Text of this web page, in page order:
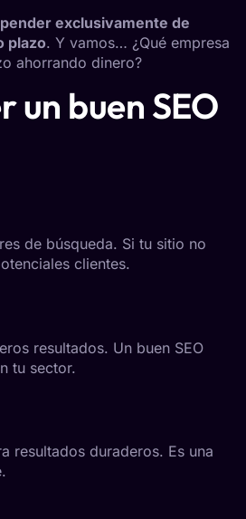
exclusivamente de
plazo. Y vamos… ¿Qué empresa
ahorrando dinero?
un buen SEO
de búsqueda. Si tu sitio no
clientes.
resultados. Un buen SEO
tu sector.
resultados duraderos. Es una